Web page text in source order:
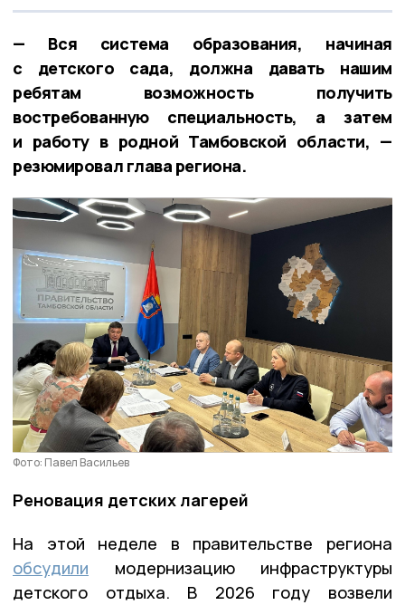
— Вся система образования, начиная
с детского сада, должна давать нашим
ребятам возможность получить
востребованную специальность, а затем
и работу в родной Тамбовской области, —
резюмировал глава региона.
Фото: Павел Васильев
Реновация детских лагерей
На этой неделе в правительстве региона
обсудили модернизацию инфраструктуры
детского отдыха. В 2026 году возвели